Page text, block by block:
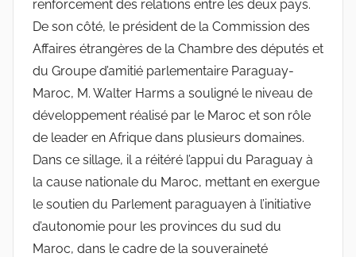
renforcement des relations entre les deux pays.
De son côté, le président de la Commission des
Affaires étrangères de la Chambre des députés et
du Groupe d’amitié parlementaire Paraguay-
Maroc, M. Walter Harms a souligné le niveau de
développement réalisé par le Maroc et son rôle
de leader en Afrique dans plusieurs domaines.
Dans ce sillage, il a réitéré l’appui du Paraguay à
la cause nationale du Maroc, mettant en exergue
le soutien du Parlement paraguayen à l’initiative
d’autonomie pour les provinces du sud du
Maroc, dans le cadre de la souveraineté